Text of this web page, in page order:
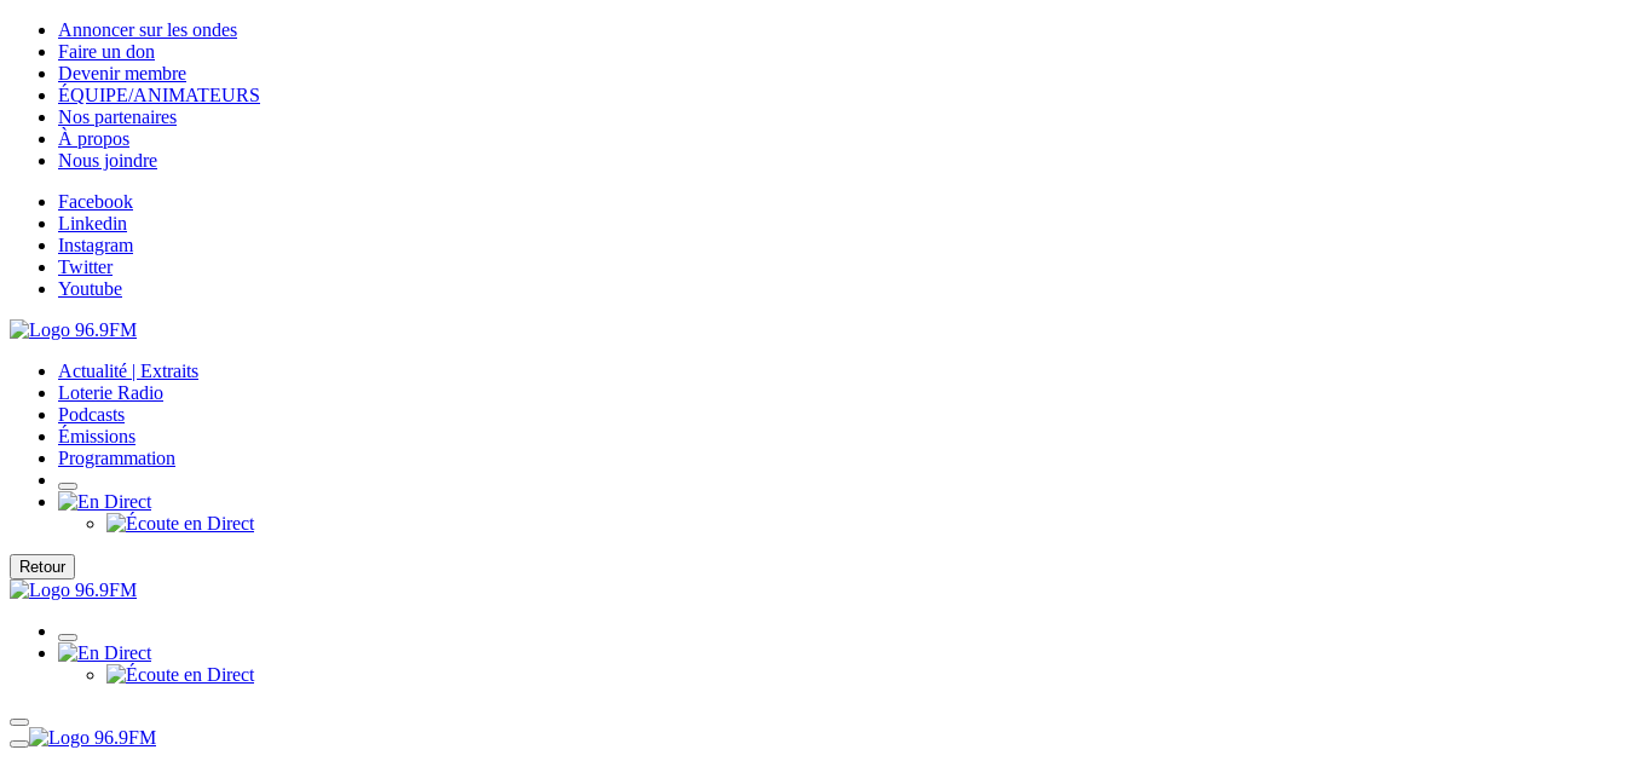
Annoncer sur les ondes
Faire un don
Devenir membre
ÉQUIPE/ANIMATEURS
Nos partenaires
À propos
Nous joindre
Facebook
Linkedin
Instagram
Twitter
Youtube
Actualité | Extraits
Loterie Radio
Podcasts
Émissions
Programmation
Retour